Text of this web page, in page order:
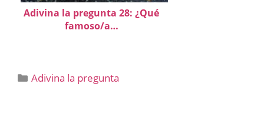
Adivina la pregunta 28: ¿Qué
famoso/a…
Categorías
Adivina la pregunta